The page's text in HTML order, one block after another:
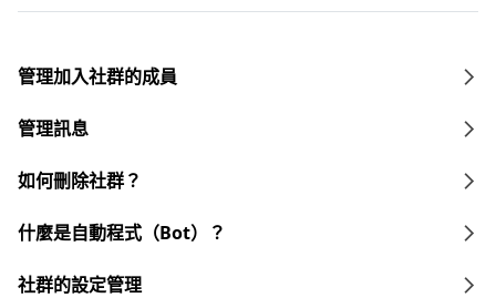
管理加入社群的成員
管理訊息
如何刪除社群？
什麼是自動程式（Bot）？
社群的設定管理